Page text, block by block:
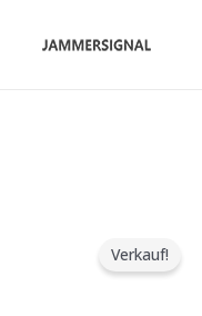
Inhalt
Verkauf!